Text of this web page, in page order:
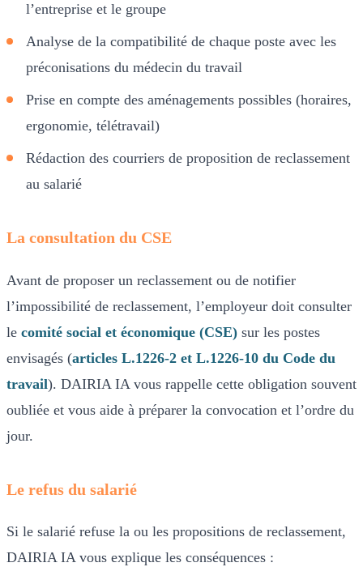
l’entreprise et le groupe
Analyse de la compatibilité de chaque poste avec les
préconisations du médecin du travail
Prise en compte des aménagements possibles (horaires,
ergonomie, télétravail)
Rédaction des courriers de proposition de reclassement
au salarié
La consultation du CSE
Avant de proposer un reclassement ou de notifier
l’impossibilité de reclassement, l’employeur doit consulter
le comité social et économique (CSE) sur les postes
envisagés (articles L.1226-2 et L.1226-10 du Code du
travail). DAIRIA IA vous rappelle cette obligation souvent
oubliée et vous aide à préparer la convocation et l’ordre du
jour.
Le refus du salarié
Si le salarié refuse la ou les propositions de reclassement,
DAIRIA IA vous explique les conséquences :